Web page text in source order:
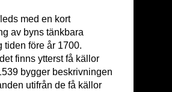
med en kort
av byns tänkbara
tiden före år 1700.
finns ytterst få källor
bygger beskrivningen
utifrån de få källor